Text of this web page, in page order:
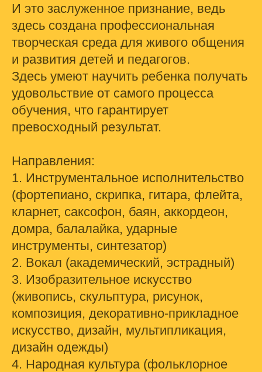
И это заслуженное признание, ведь
здесь создана профессиональная
творческая среда для живого общения
и развития детей и педагогов.
Здесь умеют научить ребенка получать
удовольствие от самого процесса
обучения, что гарантирует
превосходный результат.
Направления:
1. Инструментальное исполнительство
(фортепиано, скрипка, гитара, флейта,
кларнет, саксофон, баян, аккордеон,
домра, балалайка, ударные
инструменты, синтезатор)
2. Вокал (академический, эстрадный)
3. Изобразительное искусство
(живопись, скульптура, рисунок,
композиция, декоративно-прикладное
искусство, дизайн, мультипликация,
дизайн одежды)
4. Народная культура (фольклорное